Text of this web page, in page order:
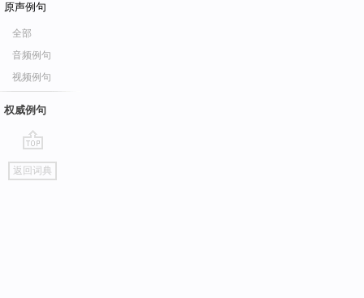
原声例句
全部
音频例句
视频例句
权威例句
go
top
返回词典